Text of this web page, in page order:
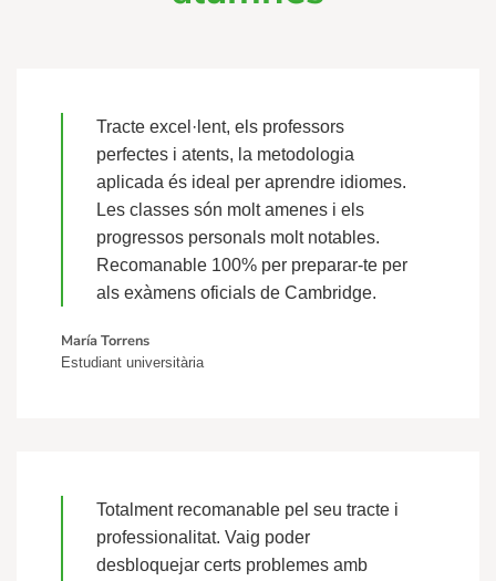
Tracte excel·lent, els professors
perfectes i atents, la metodologia
aplicada és ideal per aprendre idiomes.
Les classes són molt amenes i els
progressos personals molt notables.
Recomanable 100% per preparar-te per
als exàmens oficials de Cambridge.
María Torrens
Estudiant universitària
Totalment recomanable pel seu tracte i
professionalitat. Vaig poder
desbloquejar certs problemes amb